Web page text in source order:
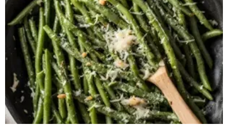
ガーリックパルメザンインゲン
クリスマスレシピ レシピ